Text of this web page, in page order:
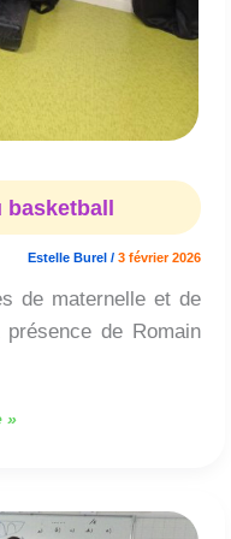
basketball
Estelle Burel / 3 février 2026
de maternelle et de
de Romain
»